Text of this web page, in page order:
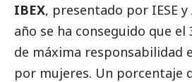
IBEX, presentado por IESE
año se ha conseguido que el
de máxima responsabilidad
por mujeres. Un porcentaje